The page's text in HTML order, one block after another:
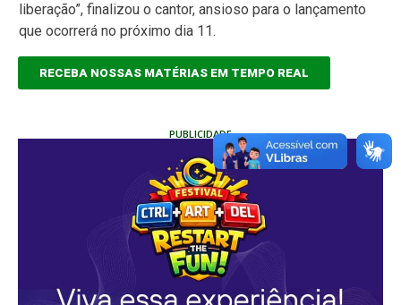
liberação”, finalizou o cantor, ansioso para o lançamento
que ocorrerá no próximo dia 11.
RECEBA NOSSAS MATÉRIAS EM TEMPO REAL
PUBLICIDADE